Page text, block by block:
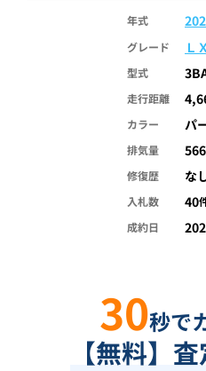
年式
グレード
Ｌ
型式
走行距離
カラー
パ
排気量
修復歴
な
入札数 40
成約日
30秒で
【無料】